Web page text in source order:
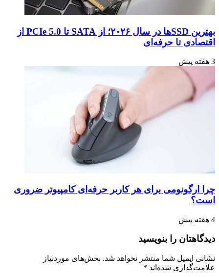
بهترین SSDها در سال ۲۰۲۶؛ از SATA تا PCIe 5.0 از
اقتصادی تا حرفه‌ای
3 هفته پیش
چرا ارگونومی برای هر کاربر حرفه‌ای کامپیوتر ضروری
است؟
4 هفته پیش
دیدگاهتان را بنویسید
نشانی ایمیل شما منتشر نخواهد شد. بخش‌های موردنیاز
علامت‌گذاری شده‌اند *